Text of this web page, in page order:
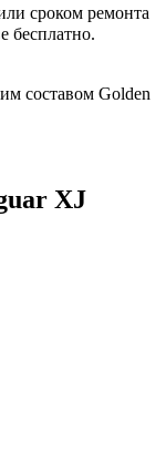
сроком ремонта
бесплатно.
составом Golden
XJ